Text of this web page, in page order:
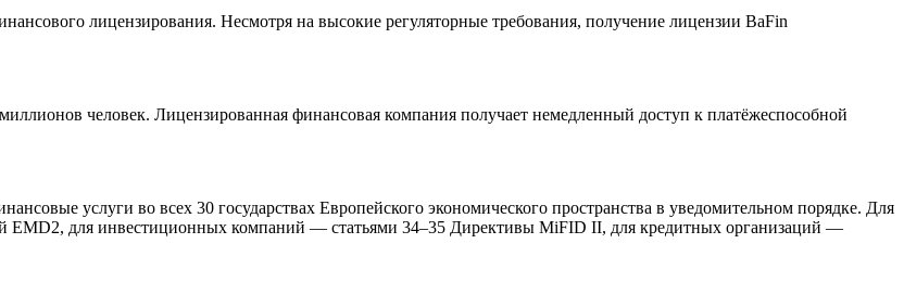
лицензирования. Несмотря на высокие регуляторные требования, получение лицензии BaFin
человек. Лицензированная финансовая компания получает немедленный доступ к платёжеспособной
услуги во всех 30 государствах Европейского экономического пространства в уведомительном порядке. Для
EMD2, для инвестиционных компаний — статьями 34–35 Директивы MiFID II, для кредитных организаций —